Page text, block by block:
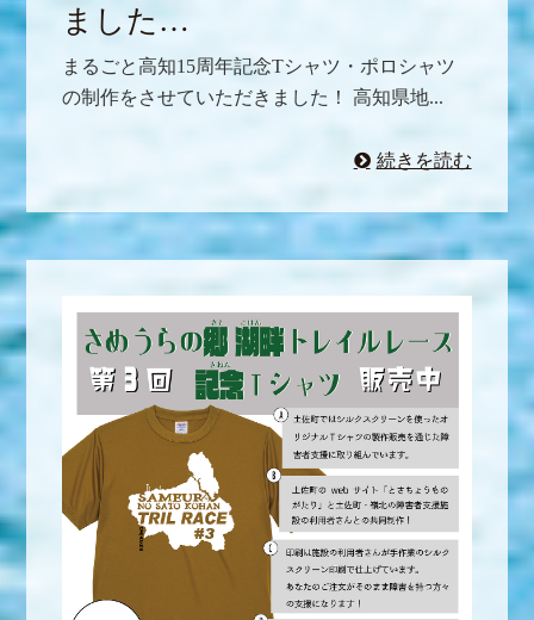
ました…
まるごと高知15周年記念Tシャツ・ポロシャツ
の制作をさせていただきました！ 高知県地...
続きを読む